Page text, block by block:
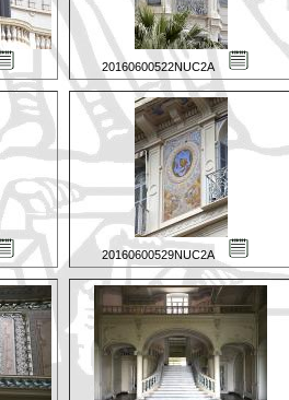
20160600522NUC2A
20160600529NUC2A